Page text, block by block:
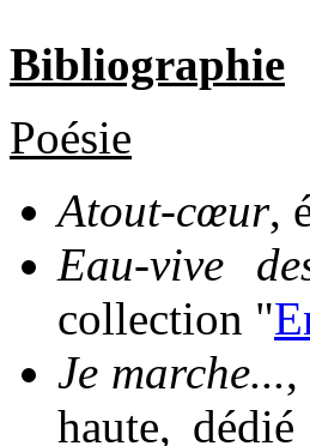
Bibliographie
Poésie
Atout-cœur,
Eau-vive
collection "
Je marche...,
haute, dédié